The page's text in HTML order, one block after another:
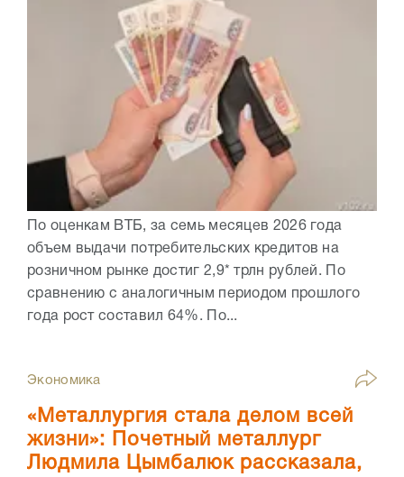
По оценкам ВТБ, за семь месяцев 2026 года
объем выдачи потребительских кредитов на
розничном рынке достиг 2,9* трлн рублей. По
сравнению с аналогичным периодом прошлого
года рост составил 64%. По...
Экономика
«Металлургия стала делом всей
жизни»: Почетный металлург
Людмила Цымбалюк рассказала,